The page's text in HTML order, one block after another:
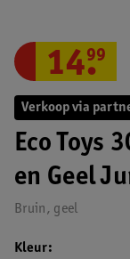
Verkoop via
Eco Toys
en Geel
Bruin, geel
14.
99
Kleur